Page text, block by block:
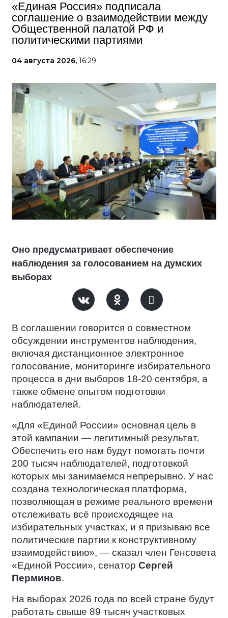
«Единая Россия» подписала
соглашение о взаимодействии между
Общественной палатой РФ и
политическими партиями
04 августа 2026, 16:29
Оно предусматривает обеспечение
наблюдения за голосованием на думских
выборах
В соглашении говорится о совместном
обсуждении инструментов наблюдения,
включая дистанционное электронное
голосование, мониторинге избирательного
процесса в дни выборов 18-20 сентября, а
также обмене опытом подготовки
наблюдателей.
«Для «Единой России» основная цель в
этой кампании — легитимный результат.
Обеспечить его нам будут помогать почти
200 тысяч наблюдателей, подготовкой
которых мы занимаемся непрерывно. У нас
создана технологическая платформа,
позволяющая в режиме реального времени
отслеживать всё происходящее на
избирательных участках, и я призываю все
политические партии к конструктивному
взаимодействию», — сказал член Генсовета
«Единой России», сенатор Сергей
Перминов.
На выборах 2026 года по всей стране будут
работать свыше 89 тысяч участковых